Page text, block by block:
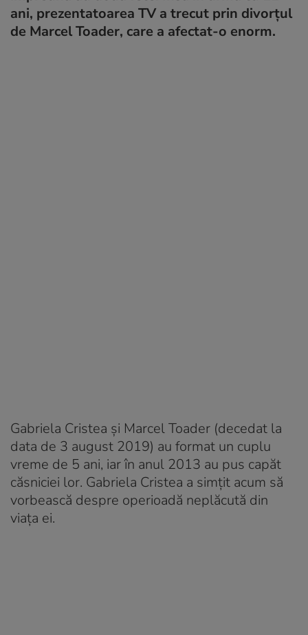
ani, prezentatoarea TV a trecut prin divorțul
de Marcel Toader, care a afectat-o enorm.
Gabriela Cristea și Marcel Toader (decedat la
data de 3 august 2019) au format un cuplu
vreme de 5 ani, iar în anul 2013 au pus capăt
căsniciei lor. Gabriela Cristea a simțit acum să
vorbească despre operioadă neplăcută din
viața ei.